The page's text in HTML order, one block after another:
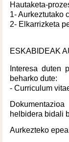
Hautaketa-
1- Aurkeztutako
2- Elkarrizketa
ESKABIDEAK
Interesa duten
beharko dute:
- Curriculum
helbidera bidali
Aurkezteko